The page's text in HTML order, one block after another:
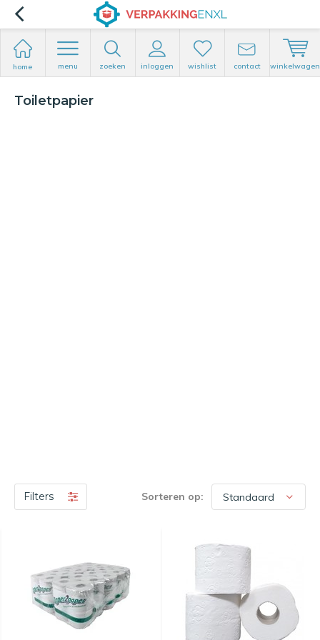
home menu zoeken inloggen wishlist contact winkelwagen
Toiletpapier
Filters Sorteren op: